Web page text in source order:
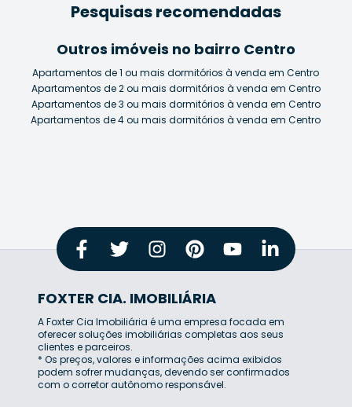
Pesquisas recomendadas
Outros imóveis no bairro Centro
Apartamentos de 1 ou mais dormitórios à venda em Centro
Apartamentos de 2 ou mais dormitórios à venda em Centro
Apartamentos de 3 ou mais dormitórios à venda em Centro
Apartamentos de 4 ou mais dormitórios à venda em Centro
FOXTER CIA. IMOBILIÁRIA
A Foxter Cia Imobiliária é uma empresa focada em
oferecer soluções imobiliárias completas aos seus
clientes e parceiros.
* Os preços, valores e informações acima exibidos
podem sofrer mudanças, devendo ser confirmados
com o corretor autônomo responsável.